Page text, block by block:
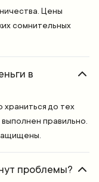
Цены
сомнительных
в
до тех
правильно.
проблемы?